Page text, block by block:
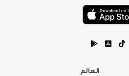
العالم